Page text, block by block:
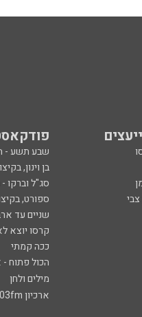
שבע תשע -
בן וינון,
סג"ל וברקו
ספורט,
שניים עד
קרסו יוצא
ככה קמתי
הכול פתוח -
מילים ולחן
ארכיון 103fm